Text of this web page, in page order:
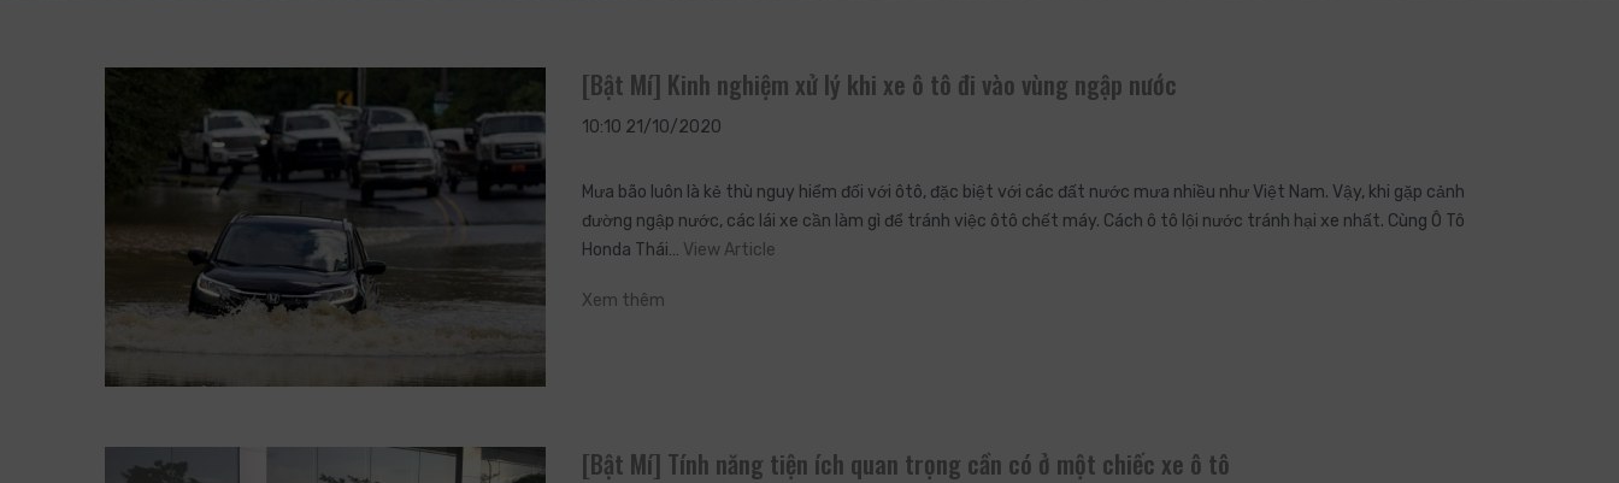
[Bật Mí] Kinh nghiệm xử lý khi xe ô tô đi vào vùng ngập nước
10:10 21/10/2020
Mưa bão luôn là kẻ thù nguy hiểm đối với ôtô, đặc biệt với các đất nước mưa nhiều như Việt Nam. Vậy, khi gặp cảnh
đường ngập nước, các lái xe cần làm gì để tránh việc ôtô chết máy. Cách ô tô lội nước tránh hại xe nhất. Cùng Ô Tô
Honda Thái… View Article
Xem thêm
[Bật Mí] Tính năng tiện ích quan trọng cần có ở một chiếc xe ô tô